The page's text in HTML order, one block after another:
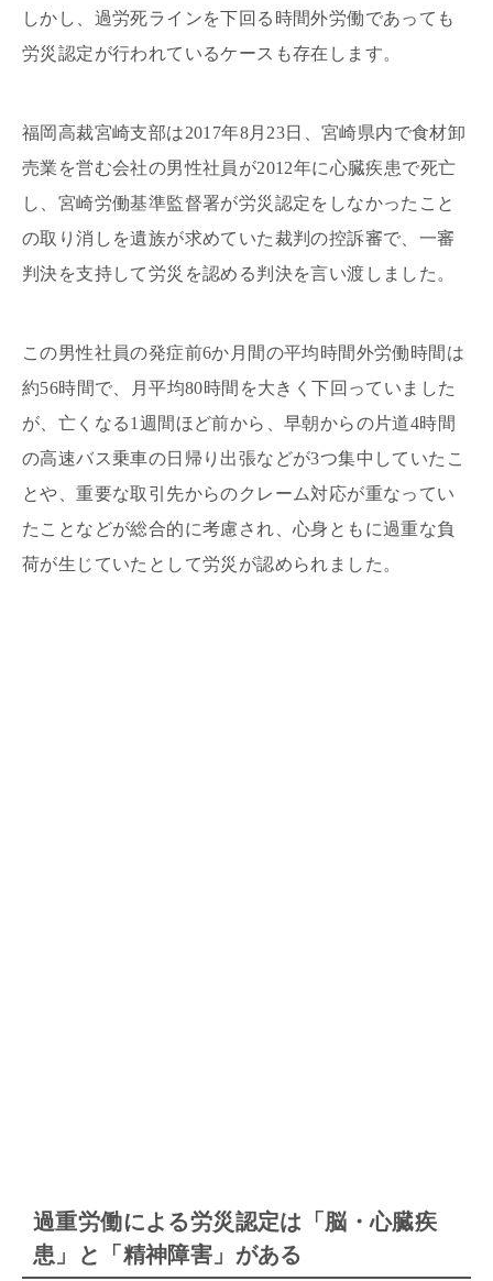
しかし、過労死ラインを下回る時間外労働であっても
労災認定が行われているケースも存在します。
福岡高裁宮崎支部は2017年8月23日、宮崎県内で食材卸
売業を営む会社の男性社員が2012年に心臓疾患で死亡
し、宮崎労働基準監督署が労災認定をしなかったこと
の取り消しを遺族が求めていた裁判の控訴審で、一審
判決を支持して労災を認める判決を言い渡しました。
この男性社員の発症前6か月間の平均時間外労働時間は
約56時間で、月平均80時間を大きく下回っていました
が、亡くなる1週間ほど前から、早朝からの片道4時間
の高速バス乗車の日帰り出張などが3つ集中していたこ
とや、重要な取引先からのクレーム対応が重なってい
たことなどが総合的に考慮され、心身ともに過重な負
荷が生じていたとして労災が認められました。
過重労働による労災認定は「脳・心臓疾
患」と「精神障害」がある